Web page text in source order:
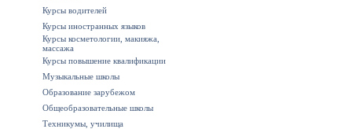
Курсы водителей
Курсы иностранных языков
Курсы косметологии, макияжа,
массажа
Курсы повышение квалификации
Музыкальные школы
Образование зарубежом
Общеобразовательные школы
Техникумы, училища